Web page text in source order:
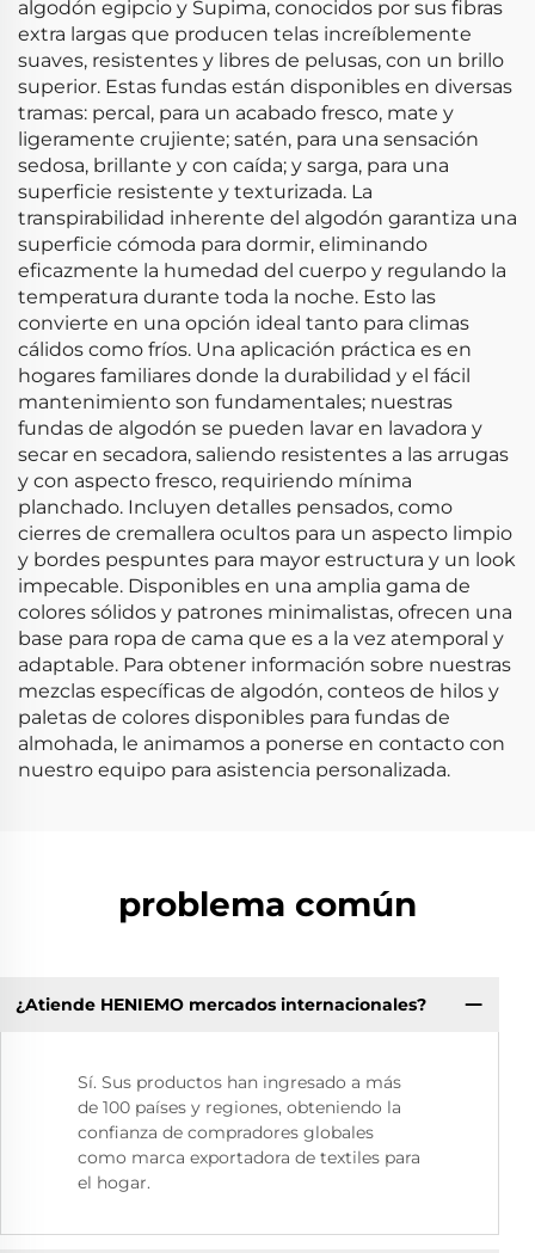
algodón egipcio y Supima, conocidos por sus fibras
extra largas que producen telas increíblemente
suaves, resistentes y libres de pelusas, con un brillo
superior. Estas fundas están disponibles en diversas
tramas: percal, para un acabado fresco, mate y
ligeramente crujiente; satén, para una sensación
sedosa, brillante y con caída; y sarga, para una
superficie resistente y texturizada. La
transpirabilidad inherente del algodón garantiza una
superficie cómoda para dormir, eliminando
eficazmente la humedad del cuerpo y regulando la
temperatura durante toda la noche. Esto las
convierte en una opción ideal tanto para climas
cálidos como fríos. Una aplicación práctica es en
hogares familiares donde la durabilidad y el fácil
mantenimiento son fundamentales; nuestras
fundas de algodón se pueden lavar en lavadora y
secar en secadora, saliendo resistentes a las arrugas
y con aspecto fresco, requiriendo mínima
planchado. Incluyen detalles pensados, como
cierres de cremallera ocultos para un aspecto limpio
y bordes pespuntes para mayor estructura y un look
impecable. Disponibles en una amplia gama de
colores sólidos y patrones minimalistas, ofrecen una
base para ropa de cama que es a la vez atemporal y
adaptable. Para obtener información sobre nuestras
mezclas específicas de algodón, conteos de hilos y
paletas de colores disponibles para fundas de
almohada, le animamos a ponerse en contacto con
nuestro equipo para asistencia personalizada.
problema común
¿Atiende HENIEMO mercados internacionales?
Sí. Sus productos han ingresado a más
de 100 países y regiones, obteniendo la
confianza de compradores globales
como marca exportadora de textiles para
el hogar.